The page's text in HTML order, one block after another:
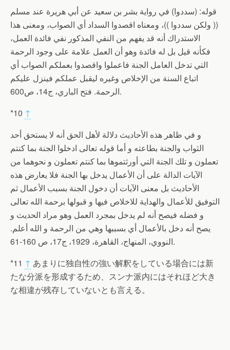
قوله: (سددوا) في رواية بشر بن سعيد عن أبي هريرة عند مسلم
(( ولكن سددوا ))، ومعناه اقصدوا السداد أي الصواب، ومعنى هذا
الاستدراك أنه قد يفهم من النفي المذكور نفي فائدة العمل،
فكأنه قيل بل له فائدة وهو أن العمل علامة على وجود الرحمة
التي تدخل العامل الجنة فاعملوا واقصدوا بعملكم الصواب أي
اتباع السنة من الإخلاص وغيره ليقبل عملكم فينزل عليكم
الرحمة. فتح الباري، ج14، ص600.
*10 ↑
و في ظاهر هذه الأحاديث دلالة لأهل الحق أنه لا يستحق أحد
الثواب والجنة بطاعته و أما قوله تعالى ادخلوا الجنة بما كنتم
تعملون و تلك الجنة التي أورثتموها بما كنتم تعملون و نحوهما من
الآيات الدالة على أن الأعمال يدخل بها الجنة فلا يعارض هذه
الأحاديث بل معنى الآيات أن دخول الجنة بسبب الأعمال ثم
التوفيق للأعمال والهداية للاخلاص فيها و قبولها برحمة الله تعالى
و فضله فيصح أنه لم يدخل بمجرد العمل وهو مراد الحديث و
يصح أنه دخل بالأعمال أي بسببها وهي من الرحمة و الله أعلم.
النووي، المنهاج، القاهرة، 1929، ج17، ص 160-61.
*11 ↑ あまりに独自性の強い解釈をしている場合には新
たな分派を形成するため、スンナ派内にはそれほど大き
な相違が残存していないとも言える。